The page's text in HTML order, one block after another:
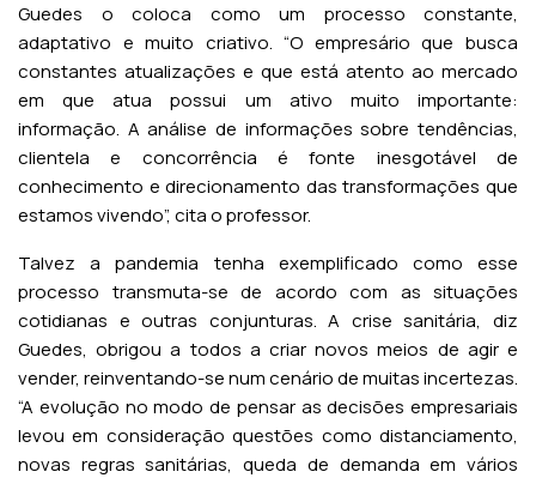
Guedes o coloca como um processo constante,
adaptativo e muito criativo. “O empresário que busca
constantes atualizações e que está atento ao mercado
em que atua possui um ativo muito importante:
informação. A análise de informações sobre tendências,
clientela e concorrência é fonte inesgotável de
conhecimento e direcionamento das transformações que
estamos vivendo”, cita o professor.
Talvez a pandemia tenha exemplificado como esse
processo transmuta-se de acordo com as situações
cotidianas e outras conjunturas. A crise sanitária, diz
Guedes, obrigou a todos a criar novos meios de agir e
vender, reinventando-se num cenário de muitas incertezas.
“A evolução no modo de pensar as decisões empresariais
levou em consideração questões como distanciamento,
novas regras sanitárias, queda de demanda em vários